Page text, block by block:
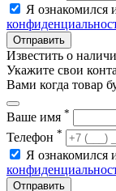
Я ознакомился
Отправить
Известить о
Укажите свои
Вами когда товар
Ваше имя *
Телефон *
Я ознакомился
Отправить